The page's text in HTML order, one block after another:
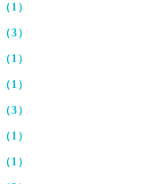
1）
3）
1）
1）
3）
1）
1）